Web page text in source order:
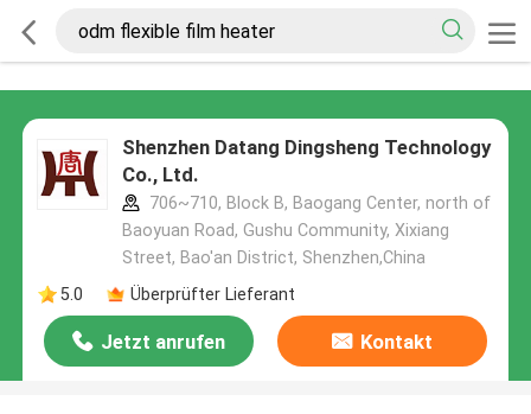
Shenzhen Datang Dingsheng Technology
Co., Ltd.
706~710, Block B, Baogang Center, north of
Baoyuan Road, Gushu Community, Xixiang
Street, Bao'an District, Shenzhen,China
5.0
Überprüfter Lieferant
Jetzt anrufen Kontakt